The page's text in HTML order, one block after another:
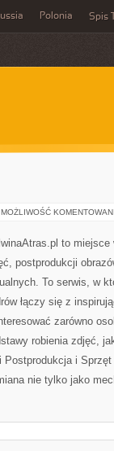
Polonia Spis
MOŻLIWOŚĆ
to
postprodukcji
To serwis, w
łączy się z
zarówno
robienia zdjęć,
i Sprzęt
nie tylko jako